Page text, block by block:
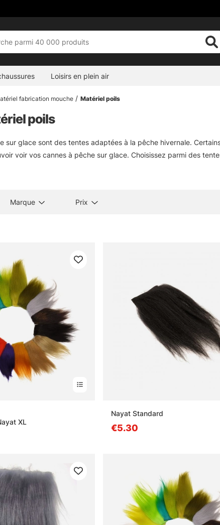
Loisirs en plein air
fabrication mouche Matériel poils
poils
sur glace sont des tentes adaptées à la pêche hivernale.
voir vos cannes à pêche sur glace. Choisissez parmi des
Marque Prix
XL
Nayat Standard
€5.30